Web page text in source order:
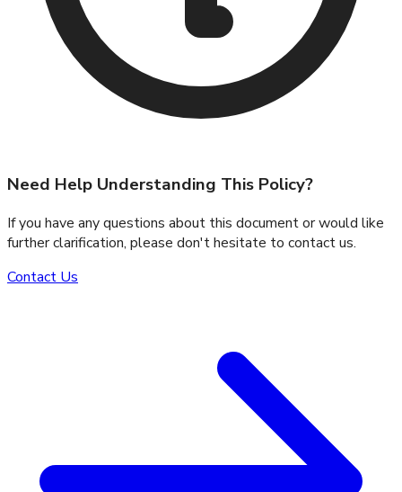
Need Help Understanding This Policy?
If you have any questions about this document or would like
further clarification, please don't hesitate to contact us.
Contact Us